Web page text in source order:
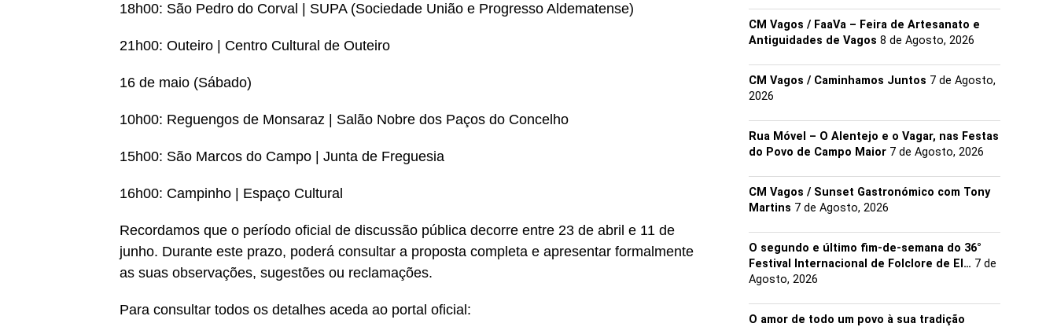
18h00: São Pedro do Corval | SUPA (Sociedade União e Progresso Aldematense)
21h00: Outeiro | Centro Cultural de Outeiro
16 de maio (Sábado)
10h00: Reguengos de Monsaraz | Salão Nobre dos Paços do Concelho
15h00: São Marcos do Campo | Junta de Freguesia
16h00: Campinho | Espaço Cultural
Recordamos que o período oficial de discussão pública decorre entre 23 de abril e 11 de
junho. Durante este prazo, poderá consultar a proposta completa e apresentar formalmente
as suas observações, sugestões ou reclamações.
Para consultar todos os detalhes aceda ao portal oficial:
CM Vagos / FaaVa – Feira de Artesanato e
Antiguidades de Vagos 8 de Agosto, 2026
CM Vagos / Caminhamos Juntos 7 de Agosto,
2026
Rua Móvel – O Alentejo e o Vagar, nas Festas
do Povo de Campo Maior 7 de Agosto, 2026
CM Vagos / Sunset Gastronómico com Tony
Martins 7 de Agosto, 2026
O segundo e último fim-de-semana do 36°
Festival Internacional de Folclore de El… 7 de
Agosto, 2026
O amor de todo um povo à sua tradição